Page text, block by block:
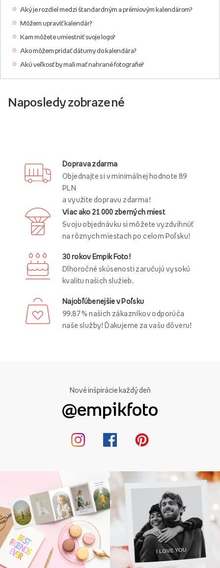
Aký je rozdiel medzi štandardným a prémiovým kalendárom?
Môžem upraviť kalendár?
Kam môžete umiestniť svoje logo?
Ako môžem pridať dátumy do kalendára?
Akú veľkosť by mali mať nahrané fotografie?
Naposledy zobrazené
Doprava zdarma
Objednajte si v minimálnej hodnote 89
PLN
a využite dopravu zdarma!
Viac ako 21 000 zberných miest
Svoju objednávku si môžete vyzdvihnúť
na rôznych miestach po celom Poľsku!
30 rokov Empik Foto!
Dlhoročné skúsenosti zaručujú vysokú
kvalitu našich služieb.
Najobľúbenejšie v Poľsku
99,87 % našich zákazníkov odporúča
naše služby! Ďakujeme za vašu dôveru!
Nové inšpirácie každý deň
@empikfoto